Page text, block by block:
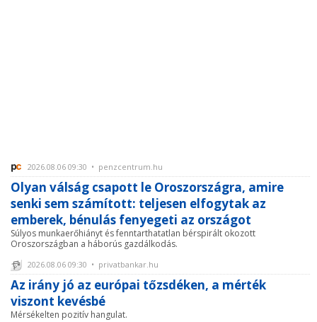
2026.08.06 09:30 • penzcentrum.hu
Olyan válság csapott le Oroszországra, amire
senki sem számított: teljesen elfogytak az
emberek, bénulás fenyegeti az országot
Súlyos munkaerőhiányt és fenntarthatatlan bérspirált okozott
Oroszországban a háborús gazdálkodás.
2026.08.06 09:30 • privatbankar.hu
Az irány jó az európai tőzsdéken, a mérték
viszont kevésbé
Mérsékelten pozitív hangulat.